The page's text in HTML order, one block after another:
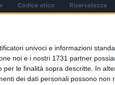
univoci e informazioni
noi e i nostri 1731 partner
le finalità sopra descritte. In
dei dati personali possono non
Codice etico Riservatezza